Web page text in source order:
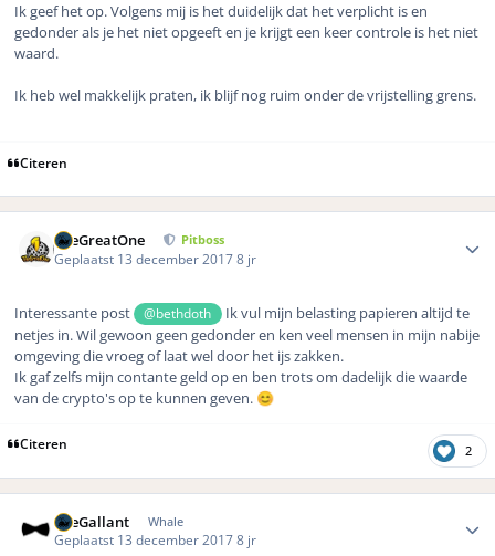
Ik geef het op. Volgens mij is het duidelijk dat het verplicht is en
gedonder als je het niet opgeeft en je krijgt een keer controle is het niet
waard.
Ik heb wel makkelijk praten, ik blijf nog ruim onder de vrijstelling grens.
Citeren
TheGreatOne Pitboss
Geplaatst 13 december 20178 jr
Interessante post @bethdoth
Ik vul mijn belasting papieren altijd te
netjes in. Wil gewoon geen gedonder en ken veel mensen in mijn nabije
omgeving die vroeg of laat wel door het ijs zakken.
Ik gaf zelfs mijn contante geld op en ben trots om dadelijk die waarde
van de crypto's op te kunnen geven. 😊
Citeren 2
TheGallant Whale
Geplaatst 13 december 20178 jr